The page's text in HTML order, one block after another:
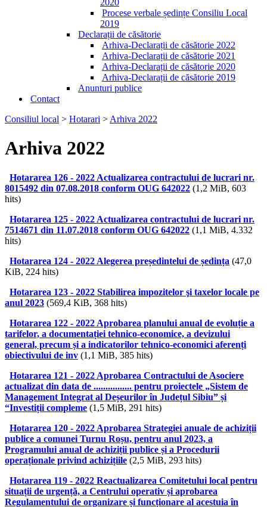
2020
Procese verbale ședințe Consiliu Local
2019
Declarații de căsătorie
Arhiva-Declarații de căsătorie 2022
Arhiva-Declarații de căsătorie 2021
Arhiva-Declarații de căsătorie 2020
Arhiva-Declarații de căsătorie 2019
Anunturi publice
Contact
Consiliul local > Hotarari > Arhiva 2022
Arhiva 2022
Hotararea 126 - 2022 Actualizarea contractului de lucrari nr.
8015492 din 07.08.2018 conform OUG 642022 (1,2 MiB, 603
hits)
Hotararea 125 - 2022 Actualizarea contractului de lucrari nr.
7514671 din 11.07.2018 conform OUG 642022 (1,1 MiB, 4.332
hits)
Hotararea 124 - 2022 Alegerea președintelui de ședința (47,0
KiB, 224 hits)
Hotararea 123 - 2022 Stabilirea impozitelor şi taxelor locale pe
anul 2023 (569,4 KiB, 368 hits)
Hotararea 122 - 2022 Aprobarea planului anual de evoluție a
tarifelor, a documentației tehnico-economice, a devizului
general, precum și a indicatorilor tehnico-economici aferenți
obiectivului de inv (1,1 MiB, 385 hits)
Hotararea 121 - 2022 Aprobarea Contractului de Asociere
actualizat din data de ................ pentru proiectele „Sistem de
Management Integrat al Deșeurilor în Județul Sibiu” și
“Investiții compleme (1,5 MiB, 291 hits)
Hotararea 120 - 2022 Aprobarea Strategiei anuale de achiziții
publice a comunei Turnu Roșu, pentru anul 2023, a
Programului anual de achiziții publice și a Procedurii
operaționale privind achizițiile (2,5 MiB, 293 hits)
Hotararea 119 - 2022 Reactualizarea Comitetului local pentru
situații de urgență, a Centrului operativ și aprobarea
Regulamentului de organizare și funcționare al acestuia în